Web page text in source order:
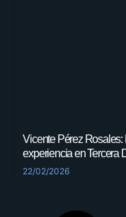
Vicente Pérez Rosales:
experiencia en Tercera
22/02/2026